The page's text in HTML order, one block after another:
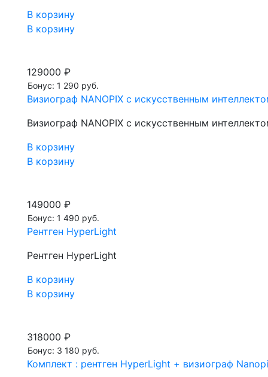
В корзину
В корзину
129000 ₽
Бонус: 1 290 руб.
Визиограф NANOPIX с искусственным
Визиограф NANOPIX с искусственным
В корзину
В корзину
149000 ₽
Бонус: 1 490 руб.
Рентген HyperLight
Рентген HyperLight
В корзину
В корзину
318000 ₽
Бонус: 3 180 руб.
Комплект : рентген HyperLight + визиограф